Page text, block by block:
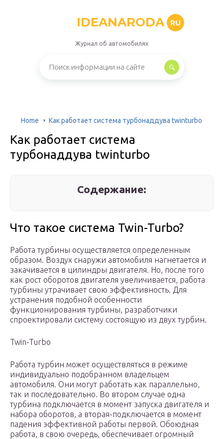
IDEANARODA RU
Журнал об автомобилях
Home Как работает система турбонаддува twinturbo
Как работает система
турбонаддува twinturbo
Содержание:
Что такое система Twin-Turbo?
Работа турбины осуществляется определенным
образом. Воздух снаружи автомобиля нагнетается и
закачивается в цилиндры двигателя. Но, после того
как рост оборотов двигателя увеличивается, работа
турбины утрачивает свою эффективность. Для
устранения подобной особенности
функционирования турбины, разработчики
спроектировали систему состоящую из двух турбин.
Twin-Turbo
Работа турбин может осуществляться в режиме
индивидуально подобранном владельцем
автомобиля. Они могут работать как параллельно,
так и последовательно. Во втором случае одна
турбина подключается в момент запуска двигателя и
набора оборотов, а вторая-подключается в момент
падения эффективной работы первой. Обоюдная
работа, в свою очередь, обеспечивает огромный